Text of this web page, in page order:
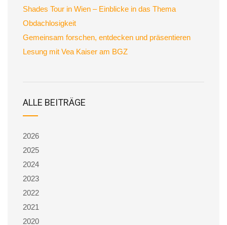
Shades Tour in Wien – Einblicke in das Thema
Obdachlosigkeit
Gemeinsam forschen, entdecken und präsentieren
Lesung mit Vea Kaiser am BGZ
ALLE BEITRÄGE
2026
2025
2024
2023
2022
2021
2020